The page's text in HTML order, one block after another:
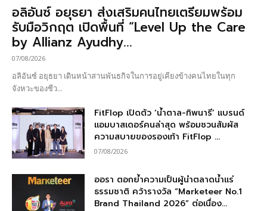
อลิอันซ์ อยุธยา ส่งเสริมคนไทยเตรียมพร้อม
รับมือวิกฤต เปิดพื้นที่ “Level Up the Care
by Allianz Ayudhy...
07/08/2026
อลิอันซ์ อยุธยา เดินหน้าสานพันธกิจในการอยู่เคียงข้างคนไทยในทุก
จังหวะของชีว...
FitFlop เปิดตัว ‘น้ำตาล-ทิพนารี’ แบรนด์
แอมบาสเดอร์คนล่าสุด พร้อมชวนสัมผัส
ความสบายของรองเท้า FitFlop ...
07/08/2026
ออรา ตอกย้ำความเป็นผู้นำตลาดน้ำแร่
ธรรมชาติ คว้ารางวัล “Marketeer No.1
Brand Thailand 2026” ต่อเนื่อง...